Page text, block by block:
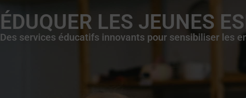
ÉDUQUER LES JEUNES
Des services éducatifs innovants pour sensibiliser les